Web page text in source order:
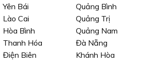
Yên Bái
Lào Cai
Hòa Bình
Thanh Hóa
Điện Biên
Quảng Bình
Quảng Trị
Quảng Nam
Đà Nẵng
Khánh Hòa